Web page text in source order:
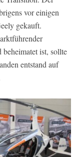
vor einigen
gekauft.
ist, sollte
entstand auf